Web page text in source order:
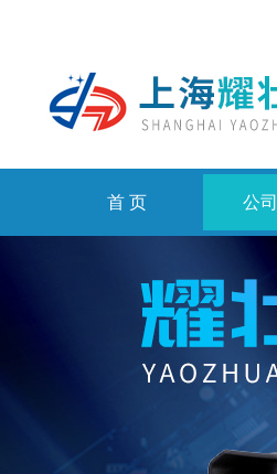
首 页 公